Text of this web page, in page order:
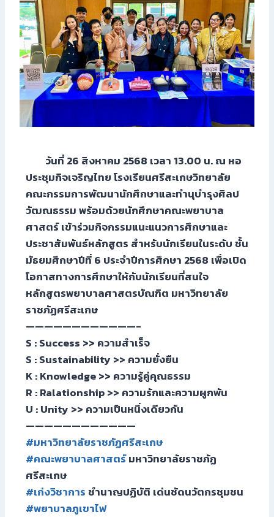
วันที่ 26 สิงหาคม 2568 เวลา 13.00 น. ณ หอ
ประชุมกิจเจริญไทย โรงเรียนศรีสะเกษวิทยาลัย
คณะกรรมการพัฒนานักศึกษาและทำนุบำรุงศิลป
วัฒณธรรม พร้อมด้วยนักศึกษาคณะพยาบาล
ศาสตร์ เข้าร่วมกิจกรรมแนะแนวการศึกษาและ
ประชาสัมพันธ์หลักสูตร สำหรับนักเรียนในระดับ ชั้น
มัธยมศึกษาปีที่ 6 ประจำปีการศึกษา 2568 เพื่อเปิด
โอกาสทางการศึกษาให้กับนักเรียนที่สนใจ
หลักสูตรพยาบาลศาสตรบัณฑิต มหาวิทยาลัย
ราชภัฏศรีสะเกษ
————————————-
S : Success >> ความสำเร็จ
S : Sustainability >> ความยั่งยืน
K : Knowledge >> ความรู้คู่คุณธรรม
R : Ralationship >> ความรักและความผูกพัน
U : Unity >> ความเป็นหนึ่งเดียวกัน
————————————
#มหาวิทยาลัยราชภัฏศรีสะเกษ
#คณะพยาบาลศาสตร์มหาวิทยาลัยราชภัฏ
ศรีสะเกษ
#เก่งวิชาการชำนาญปฏิบัติ เด่นชัดนวัตกรชุมชน
#พยาบาลภูเขาไฟ